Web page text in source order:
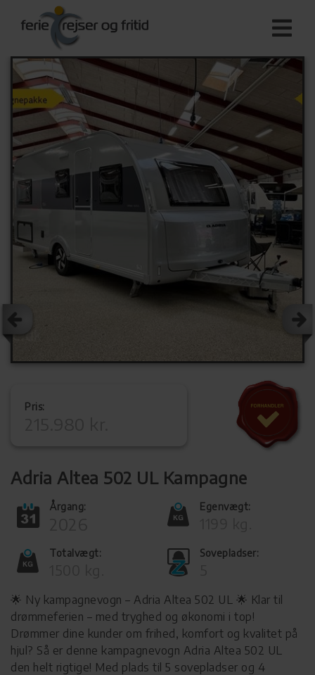
Pris:
Adria Altea 502 UL Kampagne
Årgang: Egenvægt:
Totalvægt: Sovepladser:
🌟 Ny kampagnevogn – Adria Altea 502 UL 🌟 Klar til
drømmeferien – med tryghed og økonomi i top!
Drømmer dine kunder om frihed, komfort og kvalitet på
hjul? Så er denne kampagnevogn Adria Altea 502 UL
den helt rigtige! Med plads til 5 sovepladser og 4